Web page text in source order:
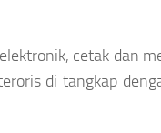
cetak dan
di tangkap